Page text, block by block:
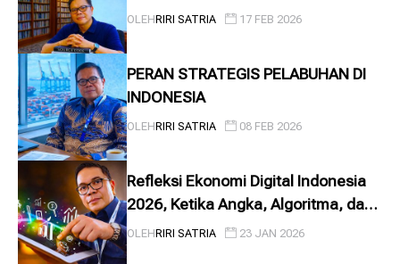
OLEHRIRI SATRIA 17 FEB 2026
PERAN STRATEGIS PELABUHAN DI
INDONESIA
OLEHRIRI SATRIA 08 FEB 2026
Refleksi Ekonomi Digital Indonesia
2026, Ketika Angka, Algoritma, dan
Manusia Saling Menatap
OLEHRIRI SATRIA 23 JAN 2026